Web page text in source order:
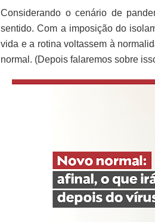
Considerando o cenário de
sentido. Com a imposição do
vida e a rotina voltassem à
normal. (Depois falaremos sobre